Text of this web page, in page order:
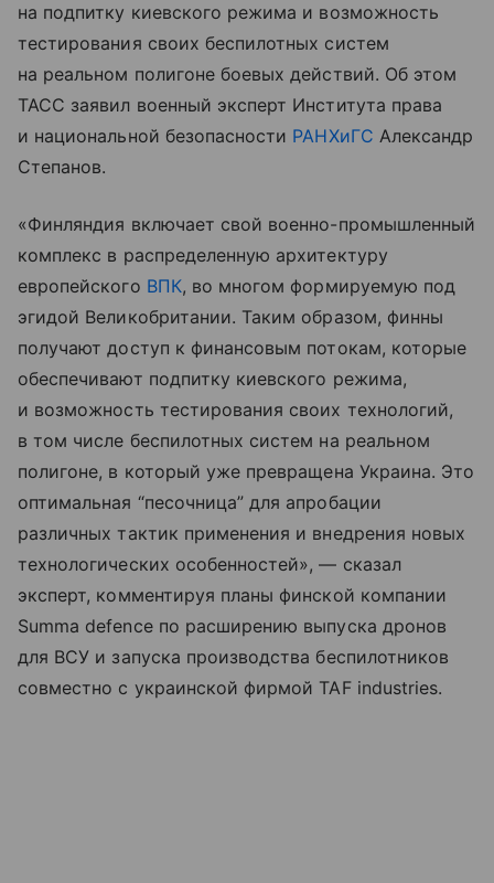
на подпитку киевского режима и возможность
тестирования своих беспилотных систем
на реальном полигоне боевых действий. Об этом
ТАСС заявил военный эксперт Института права
и национальной безопасности РАНХиГС Александр
Степанов.
«Финляндия включает свой военно-промышленный
комплекс в распределенную архитектуру
европейского ВПК, во многом формируемую под
эгидой Великобритании. Таким образом, финны
получают доступ к финансовым потокам, которые
обеспечивают подпитку киевского режима,
и возможность тестирования своих технологий,
в том числе беспилотных систем на реальном
полигоне, в который уже превращена Украина. Это
оптимальная “песочница” для апробации
различных тактик применения и внедрения новых
технологических особенностей», — сказал
эксперт, комментируя планы финской компании
Summa defence по расширению выпуска дронов
для ВСУ и запуска производства беспилотников
совместно с украинской фирмой TAF industries.